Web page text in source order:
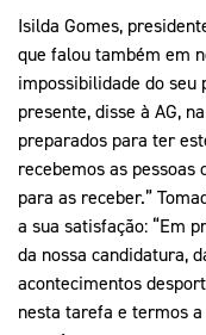
Isilda Gomes,
que falou também em
impossibilidade do seu
presente, disse à AG,
preparados para ter
recebemos as
para as receber.”
a sua satisfação: “Em
da nossa candidatura,
acontecimentos
nesta tarefa e termos